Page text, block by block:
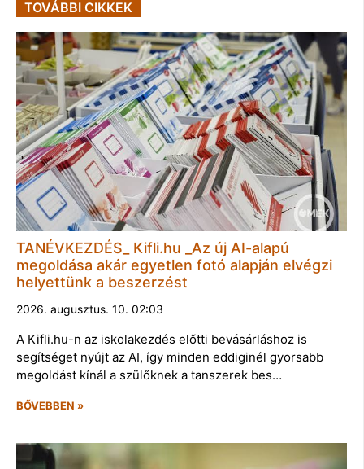
TOVÁBBI CIKKEK
TANÉVKEZDÉS_ Kifli.hu _Az új AI-alapú
megoldása akár egyetlen fotó alapján elvégzi
helyettünk a beszerzést
2026. augusztus. 10. 02:03
A Kifli.hu-n az iskolakezdés előtti bevásárláshoz is
segítséget nyújt az AI, így minden eddiginél gyorsabb
megoldást kínál a szülőknek a tanszerek bes…
BŐVEBBEN »